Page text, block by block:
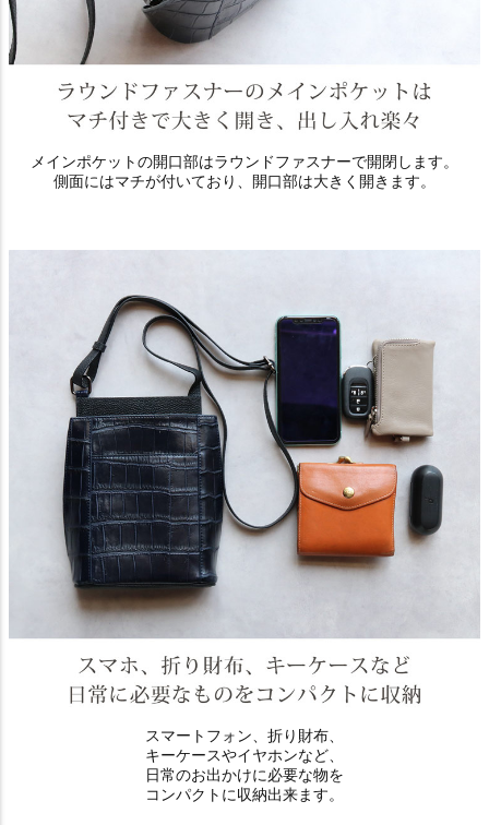
メインポケットの開口部はラウンドファスナーで開閉します。
側面にはマチが付いており、開口部は大きく開きます。
スマートフォン、折り財布、
キーケースやイヤホンなど、
日常のお出かけに必要な物を
コンパクトに収納出来ます。